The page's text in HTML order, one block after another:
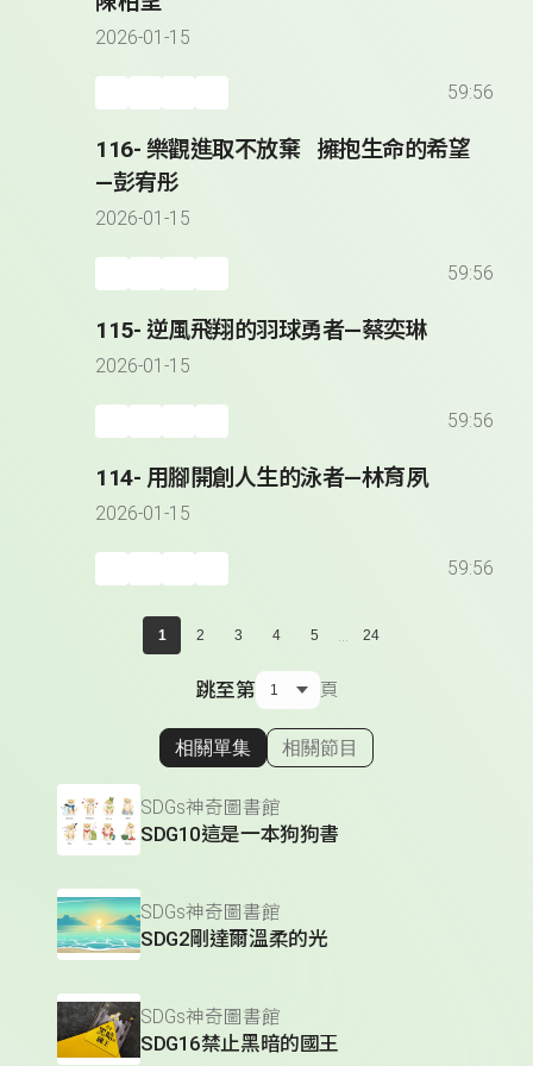
2026-01-15
59:56
116- 樂觀進取不放棄 擁抱生命的希望
—彭宥彤
2026-01-15
59:56
115- 逆風飛翔的羽球勇者—蔡奕琳
2026-01-15
59:56
114- 用腳開創人生的泳者—林育夙
2026-01-15
59:56
1 2 3 4 5 ... 24
跳至第 頁
顯示相關單集
相關單集 相關節目
SDGs神奇圖書館
SDG10這是一本狗狗書
SDGs神奇圖書館
SDG2剛達爾溫柔的光
SDGs神奇圖書館
SDG16禁止黑暗的國王